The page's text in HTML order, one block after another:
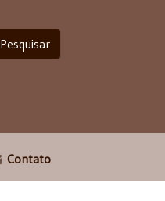
Pesquisar
Contato